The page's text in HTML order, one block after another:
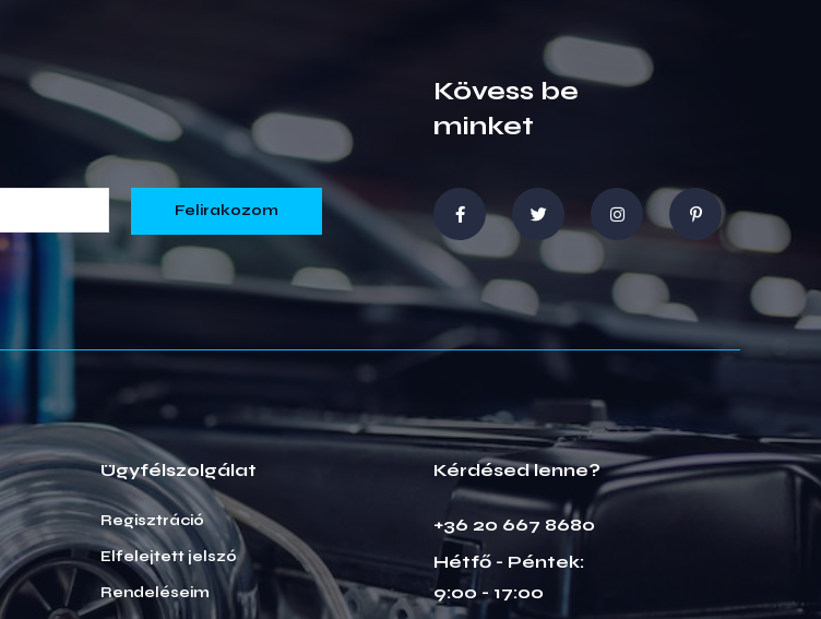
Kövess be
minket
Ügyfélszolgálat
Regisztráció
Elfelejtett jelszó
Rendeléseim
Kérdésed lenne?
+36 20 667 8680
Hétfő - Péntek:
9:00 - 17:00